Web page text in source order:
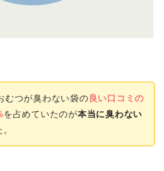
むつが臭わない袋の良い口コミの
を占めていたのが本当に臭わない